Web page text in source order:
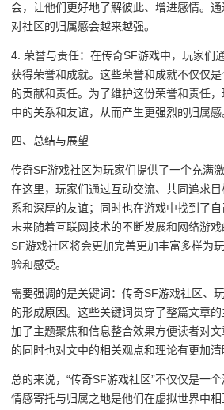
会，让他们更好地了解彼此、增进感情。
对社区的归属感会越来越强。
4. 荣誉与责任：在传奇SF游戏中，玩家们
获得荣誉和成就。这些荣誉和成就不仅仅
的贡献和责任。为了维护这份荣誉和责任
中的关系和友谊，从而产生更强烈的归属感
四、总结与展望
传奇SF游戏社区为玩家们提供了一个充满
在这里，玩家们通过互动交流、共同追求
系和深厚的友谊；同时也在游戏中找到了自
未来随着互联网技术的不断发展和网络游
SF游戏社区将会更加完善更加丰富多样为
验和感受。
需要强调的是关键词：传奇SF游戏社区、
的形成原因。这些关键词贯穿了整篇文章
加了主题聚焦和信息整合效果方便读者对
的同时也对文中的相关观点和理论有更加清
总的来说，“传奇SF游戏社区”不仅仅是一
情感寄托与归属之地是他们在虚拟世界中